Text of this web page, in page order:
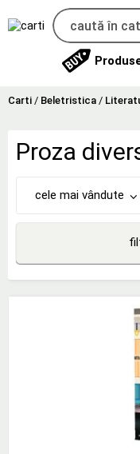
Carti / Beletristica /
Proza
cele mai vândute